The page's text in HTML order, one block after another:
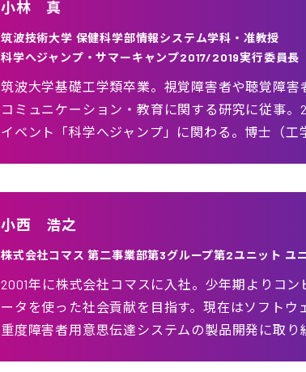
小林 真
筑波技術大学 保健科学部情報システム学科・准教授
科学へジャンプ・サマーキャンプ2017/2019実行委員長
筑波大学基礎工学類卒業。視覚障害者や聴覚障害
コミュニケーション・教育に関する研究に従事。
イベント「科学へジャンプ」に関わる。博士（工
小西 浩之
株式会社コマス 第二事業部第3グループ第2ユニット ユ
2001年に株式会社コマスに入社。少年期よりコ
ータを使った社会貢献を目指す。現在はソフトウ
重度障害者用意思伝達システムの製品開発に取り